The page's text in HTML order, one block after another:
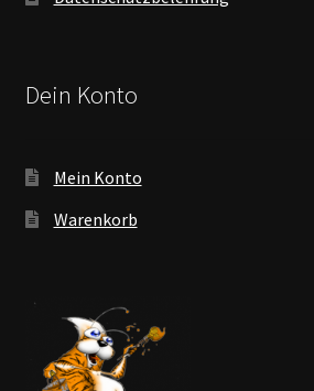
Dein Konto
Mein Konto
Warenkorb